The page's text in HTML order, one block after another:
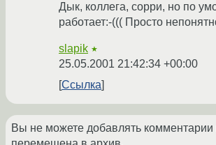
Дык, коллега, сорри, но по
работает:-((( Просто
slapik ★
25.05.2001 21:42:34 +00:00
Ссылка
Вы не можете добавлять комментарии